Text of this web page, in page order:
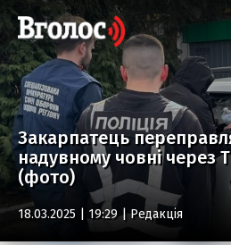
Закарпатець
надувному човні через
(фото)
18.03.2025 | 19:29 |Редакція